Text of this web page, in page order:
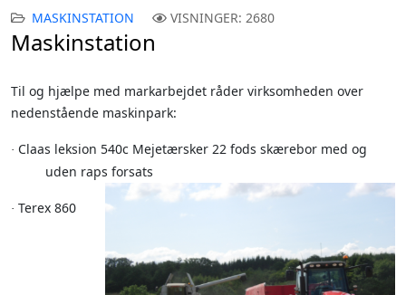
MASKINSTATION VISNINGER: 2680
Maskinstation
Til og hjælpe med markarbejdet råder virksomheden over
nedenstående maskinpark:
· Claas leksion 540c Mejetærsker 22 fods skærebor med og
uden raps forsats
· Terex 860